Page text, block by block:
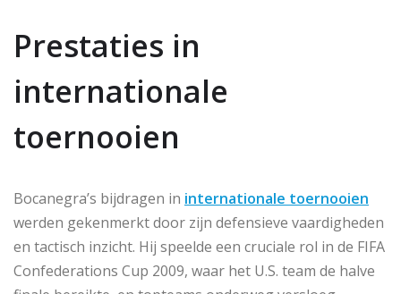
Prestaties in
internationale
toernooien
Bocanegra’s bijdragen in internationale toernooien
werden gekenmerkt door zijn defensieve vaardigheden
en tactisch inzicht. Hij speelde een cruciale rol in de FIFA
Confederations Cup 2009, waar het U.S. team de halve